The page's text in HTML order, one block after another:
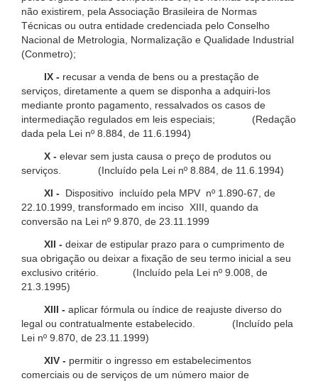
não existirem, pela Associação Brasileira de Normas
Técnicas ou outra entidade credenciada pelo Conselho
Nacional de Metrologia, Normalização e Qualidade Industrial
(Conmetro);
IX - recusar a venda de bens ou a prestação de
serviços, diretamente a quem se disponha a adquiri-los
mediante pronto pagamento, ressalvados os casos de
intermediação regulados em leis especiais; (Redação
dada pela Lei nº 8.884, de 11.6.1994)
X - elevar sem justa causa o preço de produtos ou
serviços. (Incluído pela Lei nº 8.884, de 11.6.1994)
XI -
Dispositivo incluído pela MPV nº 1.890-67, de
22.10.1999, transformado em inciso XIII, quando da
conversão na Lei nº 9.870, de 23.11.1999
XII - deixar de estipular prazo para o cumprimento de
sua obrigação ou deixar a fixação de seu termo inicial a seu
exclusivo critério. (Incluído pela Lei nº 9.008, de
21.3.1995)
XIII - aplicar fórmula ou índice de reajuste diverso do
legal ou contratualmente estabelecido. (Incluído pela
Lei nº 9.870, de 23.11.1999)
XIV - permitir o ingresso em estabelecimentos
comerciais ou de serviços de um número maior de